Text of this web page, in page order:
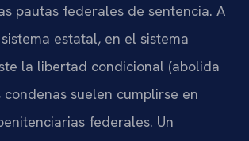
pautas federales de sentencia. A
estatal, en el sistema
la libertad condicional (abolida
condenas suelen cumplirse en
federales. Un